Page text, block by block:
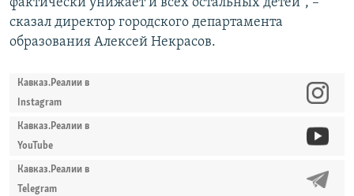
фактически унижает и всех остальных детей", –
сказал директор городского департамента
образования Алексей Некрасов.
Кавказ.Реалии в
Instagram
Кавказ.Реалии в
YouTube
Кавказ.Реалии в
Telegram